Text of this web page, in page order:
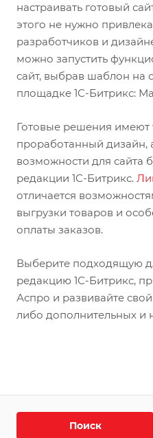
настраивать готовый
этого не нужно
разработчиков и
можно запустить
сайт, выбрав шаблон на
площадке 1С-Битрикс:
Готовые решения имеют
проработанный дизайн,
возможности для сайта
редакции 1С-Битрикс.
отличается
выгрузки товаров и
оплаты заказов.
Выберите подходящую
редакцию 1С-Битрикс,
Аспро и развивайте
либо дополнительных и
Поиск